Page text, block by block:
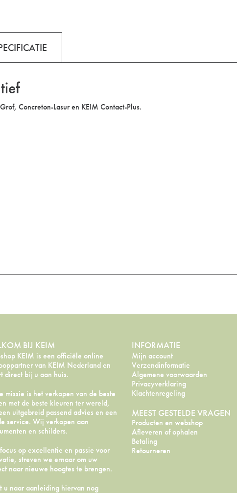
Concreton-Lasur en KEIM Contact-Plus.
BIJ KEIM
KEIM is een officiële online
van KEIM Nederland en
direct bij u aan huis.
missie is het verkopen van de beste
met de beste kleuren ter wereld,
uitgebreid passend advies en een
service. Wij verkopen aan
en schilders.
op excellentie en passie voor
streven we ernaar om uw
naar nieuwe hoogtes te brengen.
u naar aanleiding hiervan nog
INFORMATIE
Mijn account
Verzendinformatie
Algemene voorwaarden
Privacyverklaring
Klachtenregeling
MEEST GESTELDE VRAGEN
Producten en webshop
Afleveren of ophalen
Betaling
Retourneren